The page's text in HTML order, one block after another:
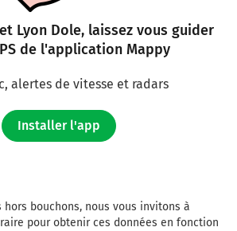
Lyon Dole, laissez vous guider
de l'application Mappy
alertes de vitesse et radars
Installer l'app
hors bouchons, nous vous invitons à
pour obtenir ces données en fonction